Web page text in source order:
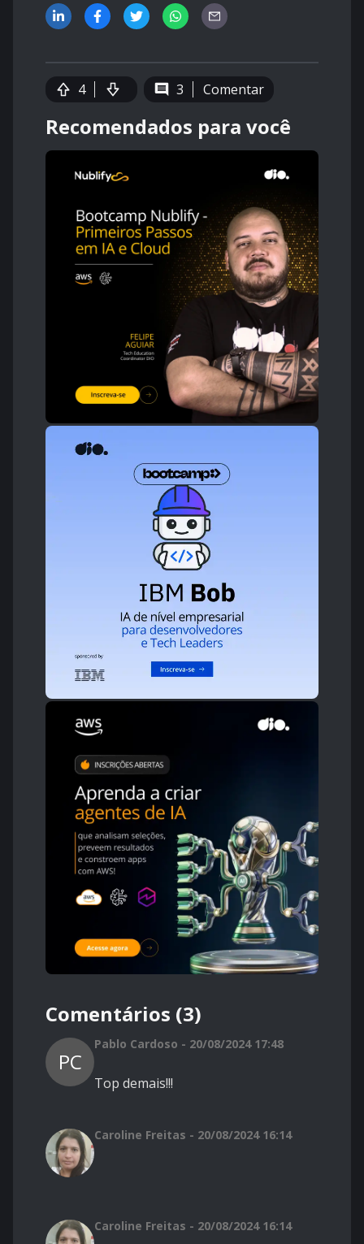
4 3 Comentar
Recomendados para você
Comentários (3)
PC
Pablo Cardoso - 20/08/2024 17:48
Top demais!!!
Caroline Freitas - 20/08/2024 16:14
Caroline Freitas - 20/08/2024 16:14